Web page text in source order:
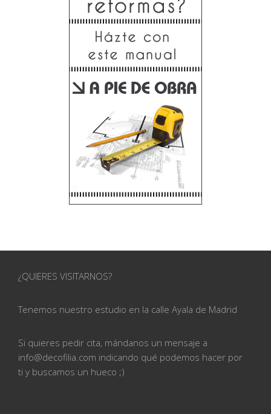
¿QUIERES VISITARNOS?
Tenemos nuestro estudio en la calle Ayala de Madrid
Si quieres pedir cita, mándanos un mensaje a
info@decofilia.com indicando qué podemos hacer por
ti y buscamos un hueco ;)